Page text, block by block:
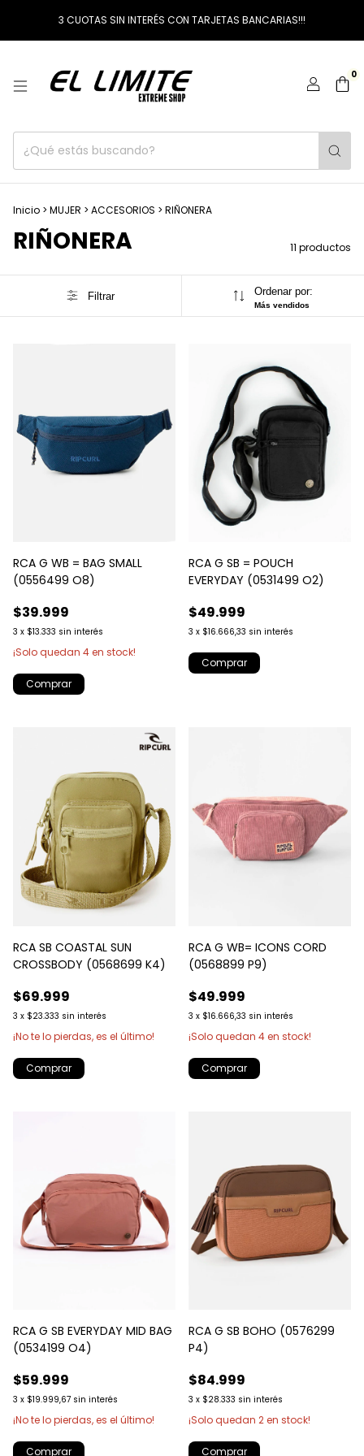
3 CUOTAS SIN INTERÉS CON TARJETAS BANCARIAS!!!
0
Inicio > MUJER > ACCESORIOS > RIÑONERA
RIÑONERA 11 productos
Filtrar Ordenar por:
Más vendidos
RCA G WB = BAG SMALL
(0556499 O8)
$39.999
3 x $13.333 sin interés
¡Solo quedan 4en stock!
RCA G SB = POUCH
EVERYDAY (0531499 O2)
$49.999
3 x $16.666,33 sin interés
RCA SB COASTAL SUN
CROSSBODY (0568699 K4)
$69.999
3 x $23.333 sin interés
¡No te lo pierdas, es el último!
RCA G WB= ICONS CORD
(0568899 P9)
$49.999
3 x $16.666,33 sin interés
¡Solo quedan 4en stock!
RCA G SB EVERYDAY MID BAG
(0534199 O4)
$59.999
3 x $19.999,67 sin interés
¡No te lo pierdas, es el último!
RCA G SB BOHO (0576299
P4)
$84.999
3 x $28.333 sin interés
¡Solo quedan 2en stock!